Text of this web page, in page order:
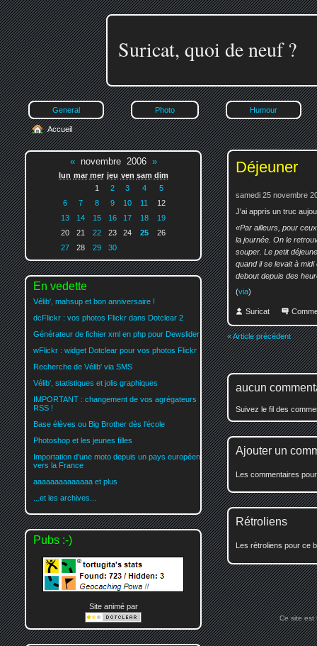
Suricat, quoi de neuf ?
General Photo Humour
Déjeuner
samedi 25 novembre
J'ai appris un truc
Par ailleurs, pour
la journée. On le
souper. Le petit
quand il se levait à
debout depuis des
(via)
Suricat
« Article précédent
aucun
Suivez le fil des
Ajouter un
Les commentaires
Rétroliens
Les rétroliens pour ce
Accueil
«novembre 2006 »
lun mar mer jeu ven sam dim
1
2 3 4
5
6
7 8 9 10 11
12
13
14 15 16 17 18
19
20
21 22 23 24 25
26
27
28 29 30
En vedette
Vélib', mahsup et bon anniversaire !
dcFlickr : vos photos Flickr dans Dotclear 2
Générateur de fichier xml en php pour Dewslider
wFlickr : widget Dotclear pour vos photos Flickr
Recherche de Vélib' via SMS
Vélib', statistiques et jolis graphiques
IMPORTANT : changement de vos agrégateurs
RSS !
Base élèves ou Big Brother dès l'école
Photoshop et les jeunes filles
Importation d'une moto depuis un pays européen
vers la France
aaaaaaaaaaaaaa et plus
...et les archives...
Pubs :-)
Site animé par
Ce site est